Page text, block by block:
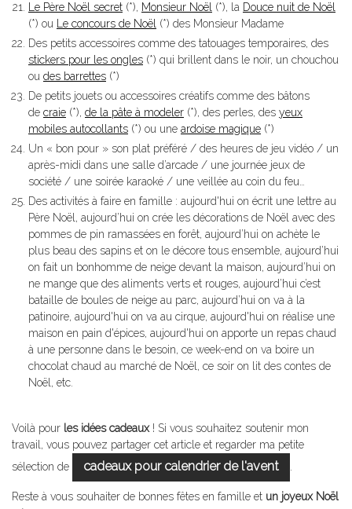
Le Père Noël secret (*), Monsieur Noël (*), la Douce nuit de Noël
(*) ou
Le concours de Noël (*) des Monsieur Madame
Des petits accessoires comme des tatouages temporaires, des
stickers pour les ongles (*) qui brillent dans le noir, un chouchou
ou des barrettes (*)
De petits jouets ou accessoires créatifs comme des bâtons
de craie (*), de la pâte à modeler (*), des perles, des yeux
mobiles autocollants (*) ou une ardoise magique (*)
Un « bon pour » son plat préféré / des heures de jeu vidéo / un
après-midi dans une salle d’arcade / une journée jeux de
société / une soirée karaoké / une veillée au coin du feu…
Des activités à faire en famille : aujourd'hui on écrit une lettre au
Père Noël, aujourd’hui on crée les décorations de Noël avec des
pommes de pin ramassées en forêt, aujourd’hui on achète le
plus beau des sapins et on le décore tous ensemble, aujourd’hui
on fait un bonhomme de neige devant la maison, aujourd’hui on
ne mange que des aliments verts et rouges, aujourd’hui c’est
bataille de boules de neige au parc, aujourd’hui on va à la
patinoire, aujourd'hui on va au cirque, aujourd'hui on réalise une
maison en pain d'épices, aujourd'hui on apporte un repas chaud
à une personne dans le besoin, ce week-end on va boire un
chocolat chaud au marché de Noël, ce soir on lit des contes de
Noël, etc.
Voilà pour les idées cadeaux! Si vous souhaitez soutenir mon
travail, vous pouvez partager cet article et regarder ma petite
sélection de
cadeaux pour calendrier de l'avent
Reste à vous souhaiter de bonnes fêtes en famille et un joyeux Noël